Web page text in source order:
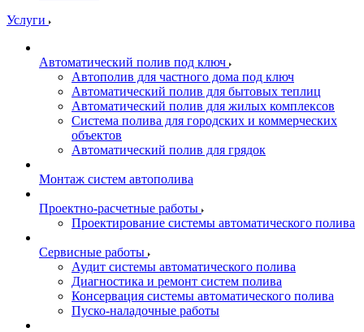
Услуги
Автоматический полив под ключ
Автополив для частного дома под ключ
Автоматический полив для бытовых теплиц
Автоматический полив для жилых комплексов
Система полива для городских и коммерческих
объектов
Автоматический полив для грядок
Монтаж систем автополива
Проектно-расчетные работы
Проектирование системы автоматического полива
Сервисные работы
Аудит системы автоматического полива
Диагностика и ремонт систем полива
Консервация системы автоматического полива
Пуско-наладочные работы